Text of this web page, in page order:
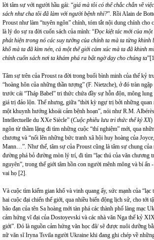
lời tâm sự với người hầu gái: “giá mà tôi có thể chắc chắn về
sách như cha tôi đã làm với người bệnh nhỉ?”. Rồi Alain de
Proust như làm “tuyên ngôn” chính, tóm tắt nội dung chính cho
là lý do sự ra đời cuốn sách của mình: “Đọc kiệt tác mới của
phát hiện trong nó các suy tưởng của chính ta mà ta từng khinh
khổ mà ta đã kìm nén, cả một thế giới cảm xúc mà ta đã khinh
chính cuốn sách nơi ta khám phá ra bất ngờ dạy cho chúng ta
Tâm sự trên của Proust ra đời trong buổi bình minh của thế kỷ
“hoàng hôn của những thần tượng” (F. Nietzche), ở đó tràn
trước cái “Tháp Babel” tri thức chứa đầy sự hỗn độn, mông
giá trị đảo lộn. Thế nhưng, giữa “thời kỳ ngự trị bởi những quan
một khuynh hướng khoái cảm bệnh hoạn”, nói như R.M.
Intellectuelle du XXe Siècle” (Cuộc phiêu lưu tri thức thế kỷ XX)
ngôn từ thầm lặng đi tìm những cuộc “thí nghiệm” mới, qua
chương và “nổi lên những bức tranh xã hội huy hoàng của
Mann…”. Như thế, tâm sự của Proust cũng là tâm sự chung của
đường phá bỏ đường mòn lý trí, đi tìm “lạc thú của văn chương
nguyên”, trong thế giới tâm hồn con người mênh mông và bí ẩn
vai họ [2].
Và cuộc tìm kiếm gian khổ và vinh quang ấy, sức mạnh của “lạc
hai cuộc đại chiến thế giới, qua nhiều biến động lịch sử, cho tới
bão đạn của tên Sa hoàng mới tàn phá các thành phố làng mạc
cảm hứng vĩ đại của Dostoyevski và các nhà văn Nga thế kỷ
giới”. Đó là nguồn cảm hứng văn học đã/ sẽ được nuôi dưỡng
nữ văn sĩ Iryna Tsvila người Ukraine khi đang ghi chép về